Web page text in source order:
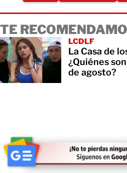
TE
LCDLF
La Casa de
¿Quiénes
de agosto?